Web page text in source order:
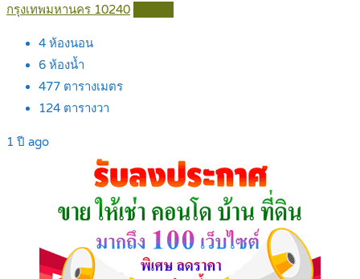
กรุงเทพมหานคร 10240
4 ห้องนอน
6 ห้องน้ำ
477 ตารางเมตร
124 ตารางวา
1 ปี ago